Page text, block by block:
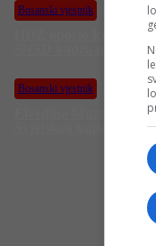
Bosanski vjestnik
HDZ oborio kvorum i
SNSD kadra u Domu
Bosanski vjestnik
Elvedina Muzaferija:
Svjetskog kupa i